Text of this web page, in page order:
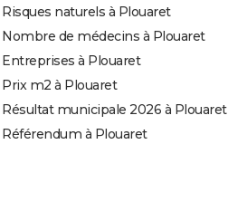
Risques naturels à Plouaret
Nombre de médecins à Plouaret
Entreprises à Plouaret
Prix m2 à Plouaret
Résultat municipale 2026 à Plouaret
Référendum à Plouaret